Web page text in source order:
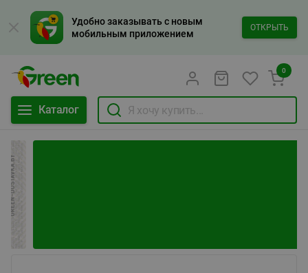
Удобно заказывать с новым
мобильным приложением
ОТКРЫТЬ
Каталог
0